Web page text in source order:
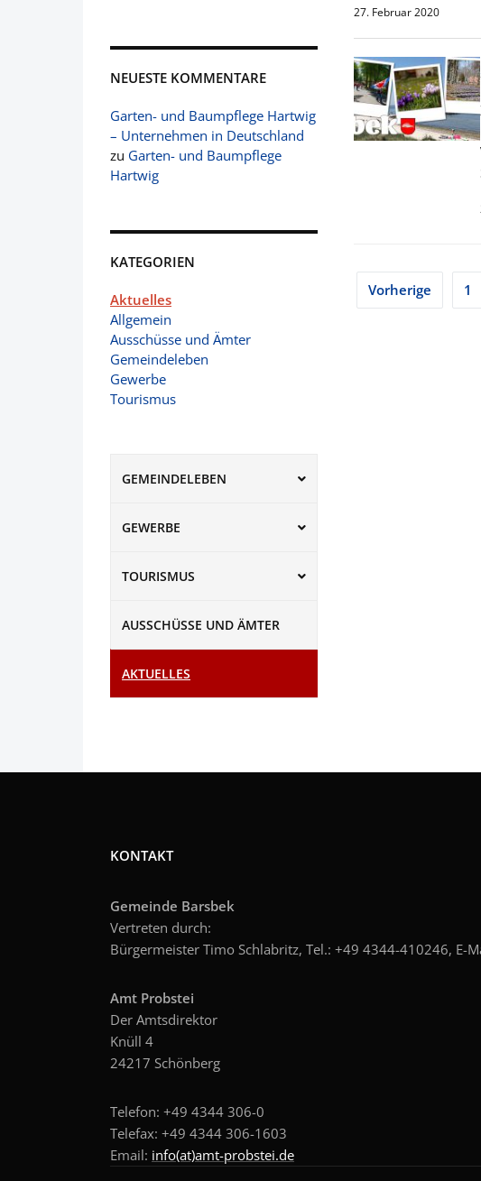
NEUESTE KOMMENTARE
Garten- und Baumpflege Hartwig
– Unternehmen in Deutschland
zu Garten- und Baumpflege
Hartwig
KATEGORIEN
Aktuelles
Allgemein
Ausschüsse und Ämter
Gemeindeleben
Gewerbe
Tourismus
GEMEINDELEBEN
GEWERBE
TOURISMUS
AUSSCHÜSSE UND ÄMTER
AKTUELLES
27. Februar 2020
Vorherige 1
KONTAKT
Gemeinde Barsbek
Vertreten durch:
Bürgermeister Timo Schlabritz, Tel.: +49 4344-410246, E-
Amt Probstei
Der Amtsdirektor
Knüll 4
24217 Schönberg
Telefon: +49 4344 306-0
Telefax: +49 4344 306-1603
Email: info(at)amt-probstei.de